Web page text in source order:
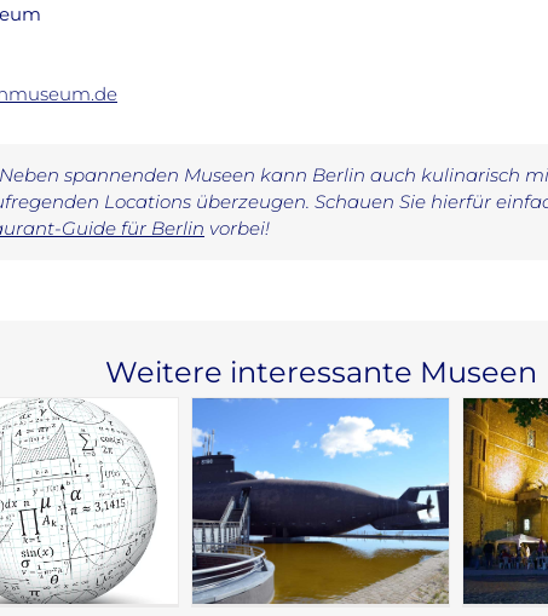
spannenden Museen kann Berlin auch kulinarisch
Locations überzeugen. Schauen Sie hierfür
Guide für Berlin vorbei!
Weitere interessante Museen